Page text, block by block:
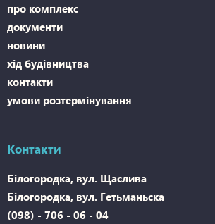
про комплекс
документи
новини
хід будівництва
контакти
умови розтермінування
Контакти
Білогородка, вул. Щаслива
Білогородка, вул. Гетьманьска
(098) - 706 - 06 - 04